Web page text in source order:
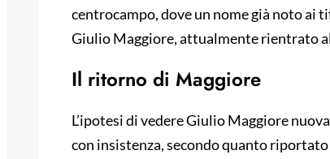
centrocampo, dove un nome già noto ai
Giulio Maggiore, attualmente rientrato
Il ritorno di Maggiore
L’ipotesi di vedere Giulio Maggiore
con insistenza, secondo quanto